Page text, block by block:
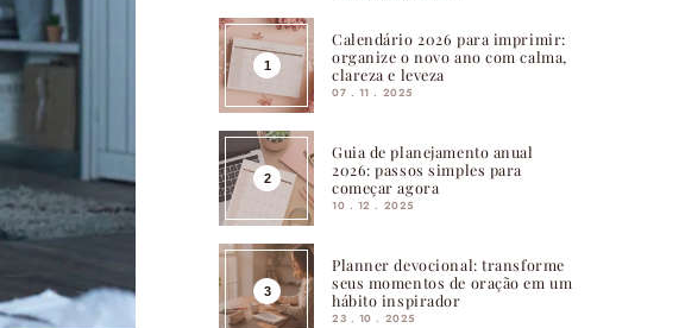
Calendário 2026 para imprimir:
organize o novo ano com calma,
clareza e leveza
07 . 11 . 2025
Guia de planejamento anual
2026: passos simples para
começar agora
10 . 12 . 2025
Planner devocional: transforme
seus momentos de oração em um
hábito inspirador
23 . 10 . 2025